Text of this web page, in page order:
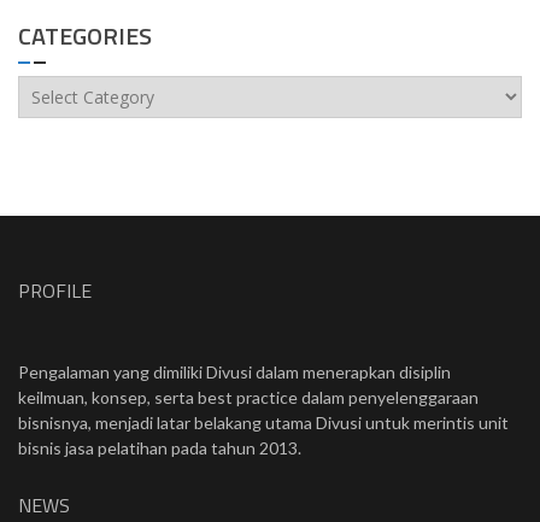
CATEGORIES
Categories
PROFILE
Pengalaman yang dimiliki Divusi dalam menerapkan disiplin
keilmuan, konsep, serta best practice dalam penyelenggaraan
bisnisnya, menjadi latar belakang utama Divusi untuk merintis unit
bisnis jasa pelatihan pada tahun 2013.
NEWS